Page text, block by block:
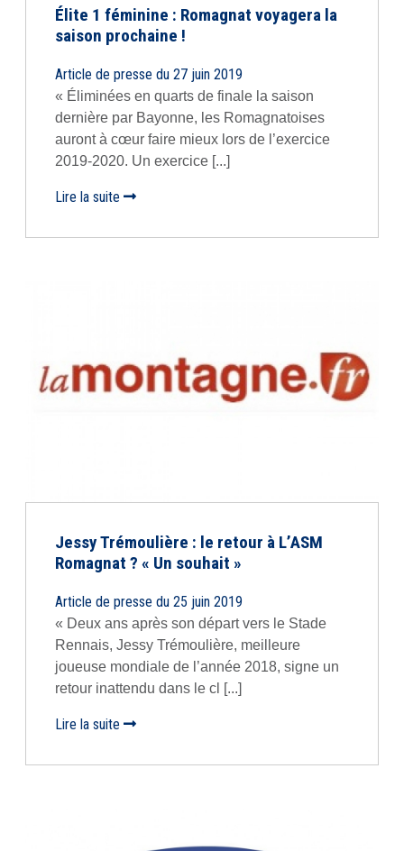
Élite 1 féminine : Romagnat voyagera la
saison prochaine !
Article de presse du 27 juin 2019
« Éliminées en quarts de finale la saison
dernière par Bayonne, les Romagnatoises
auront à cœur faire mieux lors de l’exercice
2019-2020. Un exercice [...]
Lire la suite
Jessy Trémoulière : le retour à L’ASM
Romagnat ? « Un souhait »
Article de presse du 25 juin 2019
« Deux ans après son départ vers le Stade
Rennais, Jessy Trémoulière, meilleure
joueuse mondiale de l’année 2018, signe un
retour inattendu dans le cl [...]
Lire la suite